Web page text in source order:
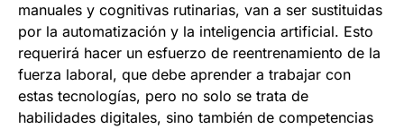
manuales y cognitivas rutinarias, van a ser sustituidas
por la automatización y la inteligencia artificial. Esto
requerirá hacer un esfuerzo de reentrenamiento de la
fuerza laboral, que debe aprender a trabajar con
estas tecnologías, pero no solo se trata de
habilidades digitales, sino también de competencias